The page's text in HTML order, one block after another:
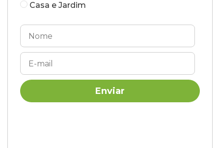
Casa e Jardim